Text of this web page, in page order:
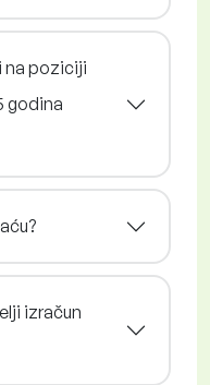
na poziciji
godina
izračun